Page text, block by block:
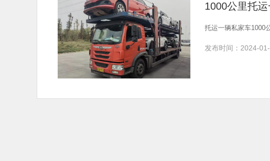
1000公里托
托运一辆私家车1000
发布时间：2024-